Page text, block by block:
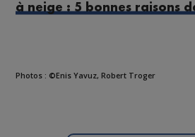
à neige : 5 bonnes raisons
Photos : ©Enis Yavuz, Robert Troger